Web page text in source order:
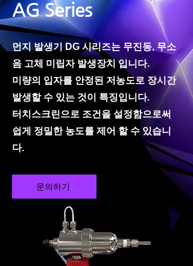
AG Series
먼지 발생기 DG 시리즈는 무진동, 무소
음 고체 미립자 발생장치 입니다.
미량의 입자를 안정된 저농도로 장시간
발생할 수 있는 것이 특징입니다.
터치스크린으로 조건을 설정함으로써
쉽게 정밀한 농도를 제어 할 수 있습니
다.
문의하기